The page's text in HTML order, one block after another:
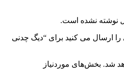
نوشته نشده است.
را ارسال می کنید برای “دیگ چدنی
شد. بخش‌های موردنیاز